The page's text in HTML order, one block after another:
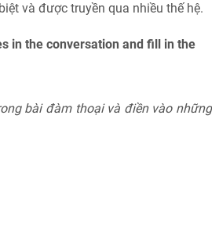
và được truyền qua nhiều thế hệ.
in the conversation and fill in the
bài đàm thoại và điền vào những